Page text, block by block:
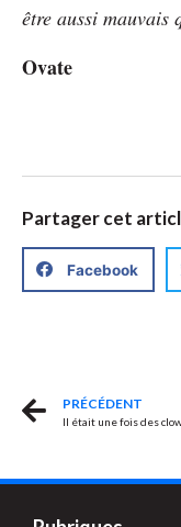
être aussi mauvais
Ovate
Partager cet
Facebook
PRÉCÉDENT
Il était une fois des